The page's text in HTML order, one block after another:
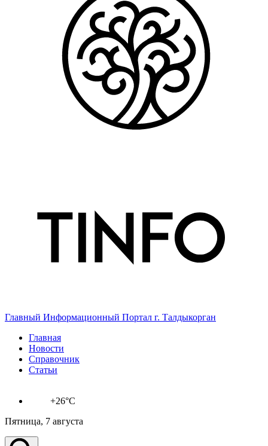
Главный Информационный Портал г. Талдыкорган
Главная
Новости
Справочник
Статьи
+26°C
Пятница, 7 августа